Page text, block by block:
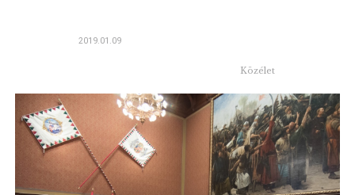
2019.01.09
Közélet